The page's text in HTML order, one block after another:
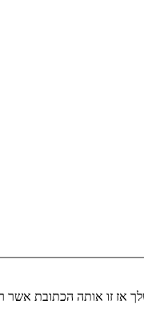
אז זו אותה הכתובת